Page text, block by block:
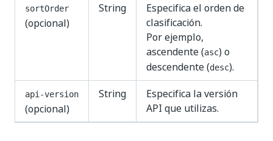
sortOrder
(opcional)
String
Especifica el orden de
clasificación.
Por ejemplo,
ascendente (asc) o
descendente (desc).
api-version
(opcional)
String
Especifica la versión
API que utilizas.